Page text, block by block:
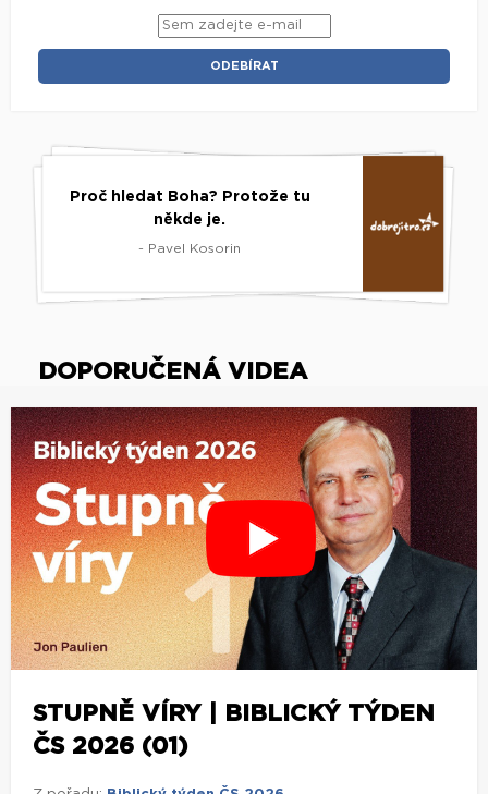
Proč hledat Boha? Protože tu
někde je.
- Pavel Kosorin
DOPORUČENÁ VIDEA
STUPNĚ VÍRY | BIBLICKÝ TÝDEN
ČS 2026 (01)